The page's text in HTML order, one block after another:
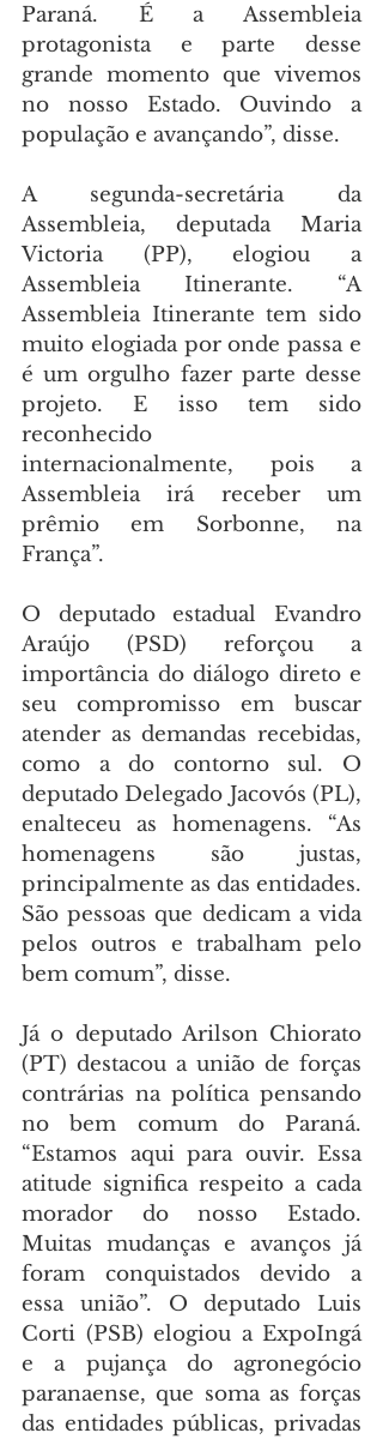
Paraná. É a Assembleia
protagonista e parte desse
grande momento que vivemos
no nosso Estado. Ouvindo a
população e avançando”, disse.
A segunda-secretária da
Assembleia, deputada Maria
Victoria (PP), elogiou a
Assembleia Itinerante. “A
Assembleia Itinerante tem sido
muito elogiada por onde passa e
é um orgulho fazer parte desse
projeto. E isso tem sido
reconhecido
internacionalmente, pois a
Assembleia irá receber um
prêmio em Sorbonne, na
França”.
O deputado estadual Evandro
Araújo (PSD) reforçou a
importância do diálogo direto e
seu compromisso em buscar
atender as demandas recebidas,
como a do contorno sul. O
deputado Delegado Jacovós (PL),
enalteceu as homenagens. “As
homenagens são justas,
principalmente as das entidades.
São pessoas que dedicam a vida
pelos outros e trabalham pelo
bem comum”, disse.
Já o deputado Arilson Chiorato
(PT) destacou a união de forças
contrárias na política pensando
no bem comum do Paraná.
“Estamos aqui para ouvir. Essa
atitude significa respeito a cada
morador do nosso Estado.
Muitas mudanças e avanços já
foram conquistados devido a
essa união”. O deputado Luis
Corti (PSB) elogiou a ExpoIngá
e a pujança do agronegócio
paranaense, que soma as forças
das entidades públicas, privadas